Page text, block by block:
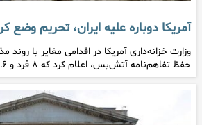
آمریکا دوباره علیه ایران، تحریم وضع
وزارت خزانه‌داری آمریکا در اقدامی مغایر با روند
حفظ تفاهم‌نامه آتش‌بس، اعلام کرد که ۸ فرد و ۶…